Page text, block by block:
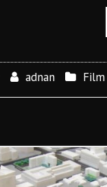
adnan Film